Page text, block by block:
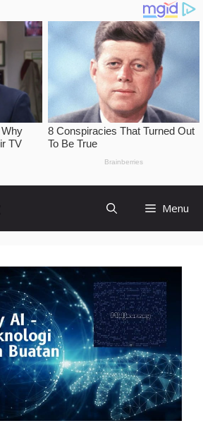
Menu